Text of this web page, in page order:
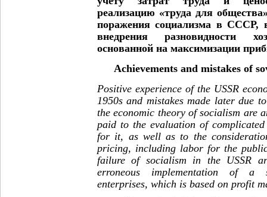
реализацию «труда для
поражения социализма в СССР,
внедрения разновидности
основанной на максимизации
Achievements and mistakes of
Positive experience of the USSR
1950s and mistakes made later due
the economic theory of socialism are
paid to the evaluation of
for it, as well as to the
pricing, including labor for the
failure of socialism in the USSR
erroneous implementation of a
enterprises, which is based on profit